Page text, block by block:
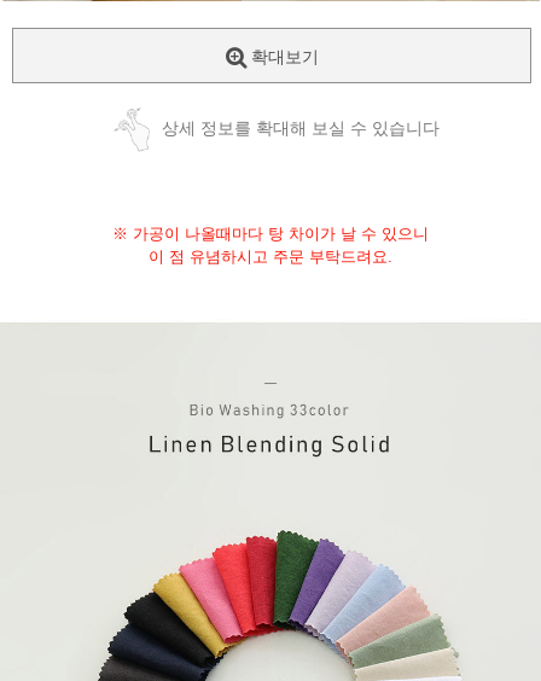
확대보기
상세 정보를 확대해 보실 수 있습니다
※ 가공이 나올때마다 탕 차이가 날 수 있으니
이 점 유념하시고 주문 부탁드려요.